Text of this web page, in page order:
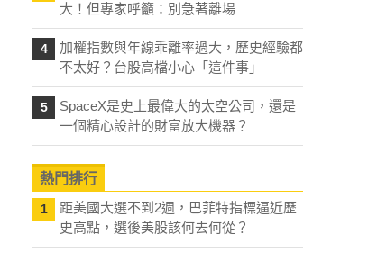
大！但專家呼籲：別急著離場
4
加權指數與年線乖離率過大，歷史經驗都
不太好？台股高檔小心「這件事」
5
SpaceX是史上最偉大的太空公司，還是
一個精心設計的財富放大機器？
熱門排行
1
距美國大選不到2週，巴菲特指標逼近歷
史高點，選後美股該何去何從？